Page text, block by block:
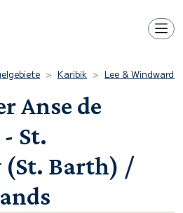
Karibik Lee & Windward
Anse de
St.
(St. Barth) /